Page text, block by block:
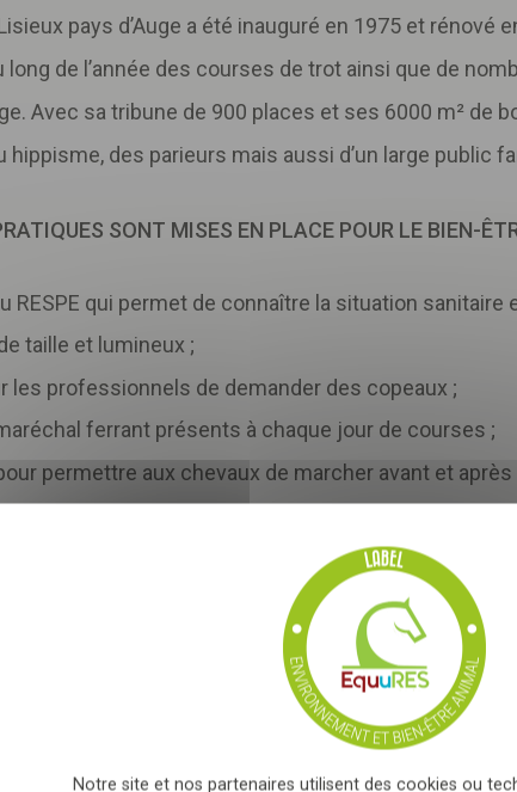
pays d’Auge a été inauguré en 1975 et rénové
long de l’année des courses de trot ainsi que de
Avec sa tribune de 900 places et ses 6000 m² de
des parieurs mais aussi d’un large public
SONT MISES EN PLACE POUR LE BIEN-
RESPE qui permet de connaître la situation sanitaire
taille et lumineux ;
les professionnels de demander des copeaux ;
ferrant présents à chaque jour de courses ;
permettre aux chevaux de marcher avant et après
d'eau chaude et eau froide ;
en caoutchouc dans les allées des boxes pour
EST PRÉSERVÉ AU SEIN DE L’HPPODROME DE
local pour la paille ;
de l'eau avec la mise en place d'un bassin de
Télécharger votre
le formulaire, vous acceptez que les informations saisies
Notre site et nos partenaires utilisent des cookies ou